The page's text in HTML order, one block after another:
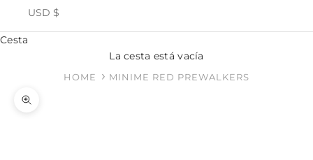
USD $
Cesta
La cesta está vacía
HOME MINIME RED PREWALKERS
Zoom